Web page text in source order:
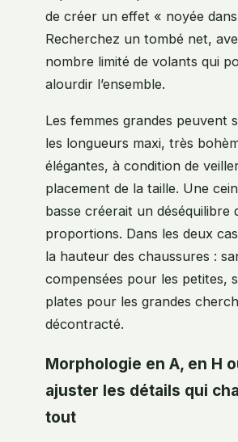
de créer un effet « noyée
Recherchez un tombé net,
nombre limité de volants qui
alourdir l’ensemble.
Les femmes grandes peuvent
les longueurs maxi, très
élégantes, à condition de
placement de la taille. Une
basse créerait un déséquilibre
proportions. Dans les deux
la hauteur des chaussures :
compensées pour les petites,
plates pour les grandes
décontracté.
Morphologie en A, en H
ajuster les détails qui
tout